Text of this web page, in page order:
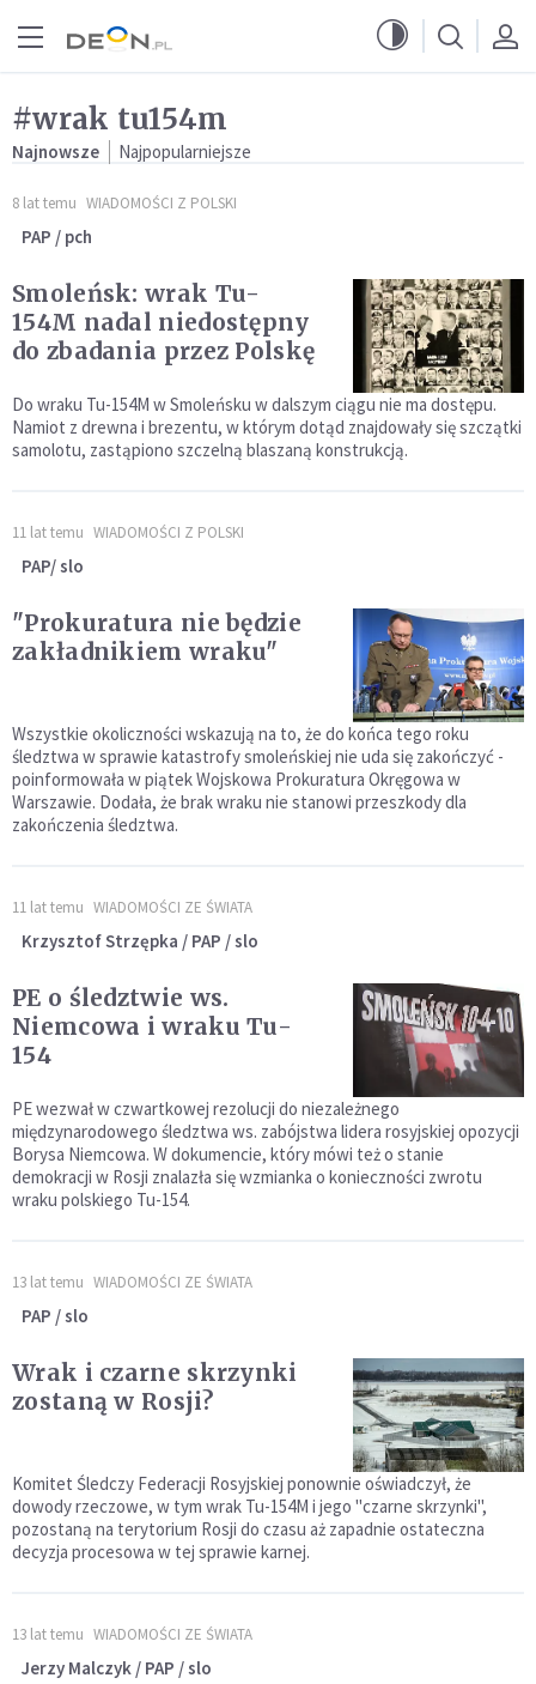
#wrak tu154m
Najnowsze Najpopularniejsze
8 lat temu WIADOMOŚCI Z POLSKI
PAP / pch
Smoleńsk: wrak Tu-
154M nadal niedostępny
do zbadania przez Polskę
Do wraku Tu-154M w Smoleńsku w dalszym ciągu nie ma dostępu.
Namiot z drewna i brezentu, w którym dotąd znajdowały się szczątki
samolotu, zastąpiono szczelną blaszaną konstrukcją.
11 lat temu WIADOMOŚCI Z POLSKI
PAP/ slo
"Prokuratura nie będzie
zakładnikiem wraku"
Wszystkie okoliczności wskazują na to, że do końca tego roku
śledztwa w sprawie katastrofy smoleńskiej nie uda się zakończyć -
poinformowała w piątek Wojskowa Prokuratura Okręgowa w
Warszawie. Dodała, że brak wraku nie stanowi przeszkody dla
zakończenia śledztwa.
11 lat temu WIADOMOŚCI ZE ŚWIATA
Krzysztof Strzępka / PAP / slo
PE o śledztwie ws.
Niemcowa i wraku Tu-
154
PE wezwał w czwartkowej rezolucji do niezależnego
międzynarodowego śledztwa ws. zabójstwa lidera rosyjskiej opozycji
Borysa Niemcowa. W dokumencie, który mówi też o stanie
demokracji w Rosji znalazła się wzmianka o konieczności zwrotu
wraku polskiego Tu-154.
13 lat temu WIADOMOŚCI ZE ŚWIATA
PAP / slo
Wrak i czarne skrzynki
zostaną w Rosji?
Komitet Śledczy Federacji Rosyjskiej ponownie oświadczył, że
dowody rzeczowe, w tym wrak Tu-154M i jego "czarne skrzynki",
pozostaną na terytorium Rosji do czasu aż zapadnie ostateczna
decyzja procesowa w tej sprawie karnej.
13 lat temu WIADOMOŚCI ZE ŚWIATA
Jerzy Malczyk / PAP / slo